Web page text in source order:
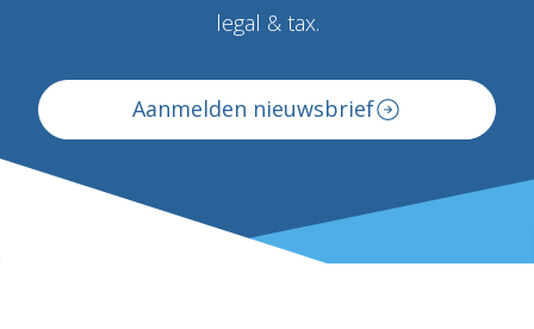
legal & tax.
Aanmelden nieuwsbrief